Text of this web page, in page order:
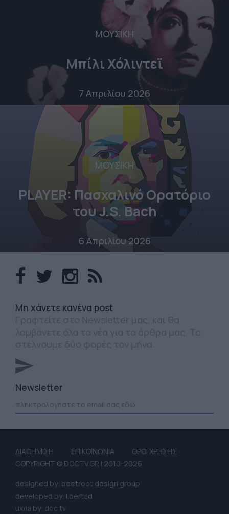
ΜΟΥΣΙΚΗ
Μπίλι Χόλιντεϊ
7 Απριλίου 2026
ΜΟΥΣΙΚΗ
PLAYER: Πασχαλινό Ορατόριο
του J.S. Bach
6 Απριλίου 2026
Mη χάνετε κανένα post
Newsletter
ΔΙΑΦΗΜΙΣΗ ΕΠΙΚΟΙΝΩΝΙΑ
ΟΡΟΙ ΧΡΗΣΗΣ
COPYRIGHT © DOCTV.GR | 2010-2026
designed by: beetroot design group
developed by: libertad
ux/ia by: doc tv